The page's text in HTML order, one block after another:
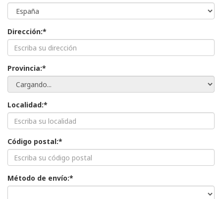
Dirección:*
Provincia:*
Localidad:*
Código postal:*
Método de envío:*